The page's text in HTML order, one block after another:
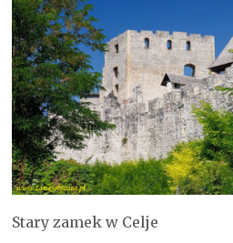
Stary zamek w Celje